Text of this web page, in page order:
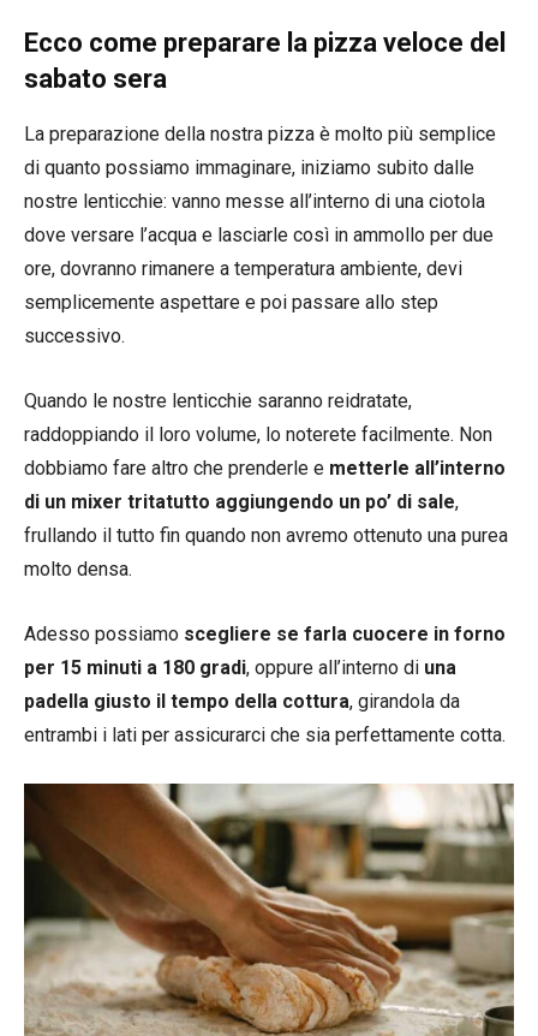
Ecco come preparare la pizza veloce del
sabato sera
La preparazione della nostra pizza è molto più semplice
di quanto possiamo immaginare, iniziamo subito dalle
nostre lenticchie: vanno messe all’interno di una ciotola
dove versare l’acqua e lasciarle così in ammollo per due
ore, dovranno rimanere a temperatura ambiente, devi
semplicemente aspettare e poi passare allo step
successivo.
Quando le nostre lenticchie saranno reidratate,
raddoppiando il loro volume, lo noterete facilmente. Non
dobbiamo fare altro che prenderle e metterle all’interno
di un mixer tritatutto aggiungendo un po’ di sale,
frullando il tutto fin quando non avremo ottenuto una purea
molto densa.
Adesso possiamo scegliere se farla cuocere in forno
per 15 minuti a 180 gradi, oppure all’interno di una
padella giusto il tempo della cottura, girandola da
entrambi i lati per assicurarci che sia perfettamente cotta.